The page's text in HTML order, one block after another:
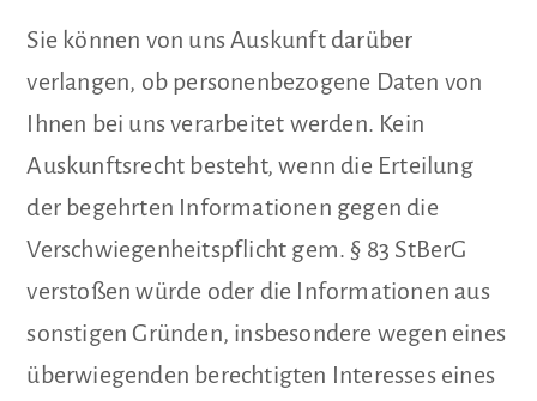
Sie können von uns Auskunft darüber
verlangen, ob personenbezogene Daten von
Ihnen bei uns verarbeitet werden. Kein
Auskunftsrecht besteht, wenn die Erteilung
der begehrten Informationen gegen die
Verschwiegenheitspflicht gem. § 83 StBerG
verstoßen würde oder die Informationen aus
sonstigen Gründen, insbesondere wegen eines
überwiegenden berechtigten Interesses eines